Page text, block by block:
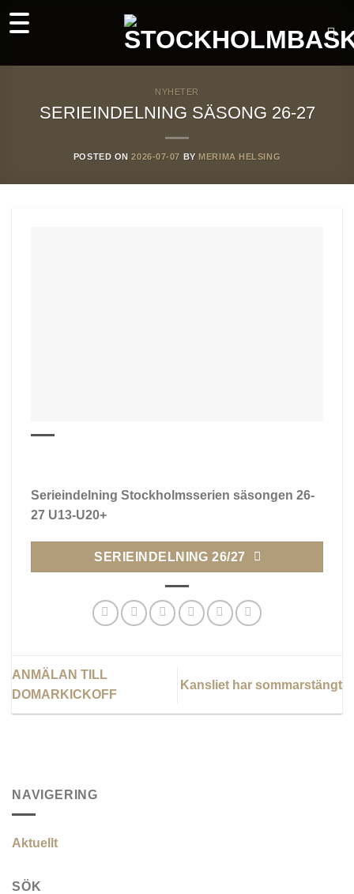
to
NYHETER
SERIEINDELNING SÄSONG 26-27
POSTED ON2026-07-07 BY MERIMA HELSING
Serieindelning Stockholmsserien säsongen 26-
27 U13-U20+
SERIEINDELNING 26/27
ANMÄLAN TILL
DOMARKICKOFF
Kansliet har sommarstängt
NAVIGERING
Aktuellt
SÖK